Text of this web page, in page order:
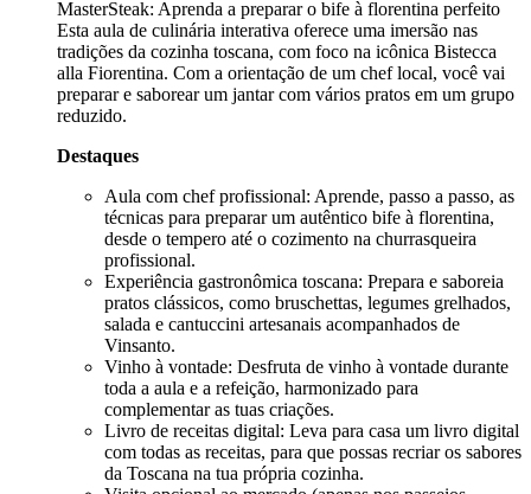
MasterSteak: Aprenda a preparar o bife à florentina perfeito
Esta aula de culinária interativa oferece uma imersão nas
tradições da cozinha toscana, com foco na icônica Bistecca
alla Fiorentina. Com a orientação de um chef local, você vai
preparar e saborear um jantar com vários pratos em um grupo
reduzido.
Destaques
Aula com chef profissional: Aprende, passo a passo, as
técnicas para preparar um autêntico bife à florentina,
desde o tempero até o cozimento na churrasqueira
profissional.
Experiência gastronômica toscana: Prepara e saboreia
pratos clássicos, como bruschettas, legumes grelhados,
salada e cantuccini artesanais acompanhados de
Vinsanto.
Vinho à vontade: Desfruta de vinho à vontade durante
toda a aula e a refeição, harmonizado para
complementar as tuas criações.
Livro de receitas digital: Leva para casa um livro digital
com todas as receitas, para que possas recriar os sabores
da Toscana na tua própria cozinha.